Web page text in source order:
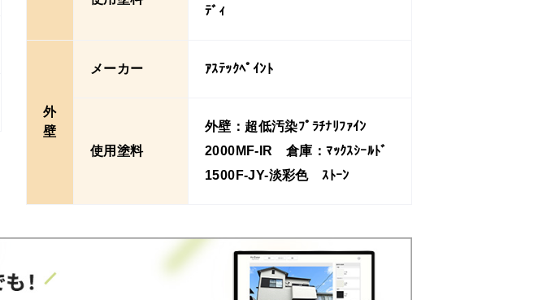
ﾃﾞｨ
外
壁
メーカー ｱｽﾃｯｸﾍﾟｲﾝﾄ
使用塗料
外壁：超低汚染ﾌﾟﾗﾁﾅﾘﾌｧｲﾝ
2000MF-IR 倉庫：ﾏｯｸｽｼｰﾙﾄﾞ
1500F-JY-淡彩色 ｽﾄｰﾝ